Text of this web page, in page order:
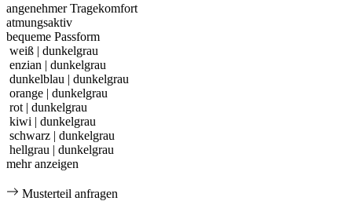
angenehmer Tragekomfort
atmungsaktiv
bequeme Passform
weiß | dunkelgrau
enzian | dunkelgrau
dunkelblau | dunkelgrau
orange | dunkelgrau
rot | dunkelgrau
kiwi | dunkelgrau
schwarz | dunkelgrau
hellgrau | dunkelgrau
mehr anzeigen
Musterteil anfragen